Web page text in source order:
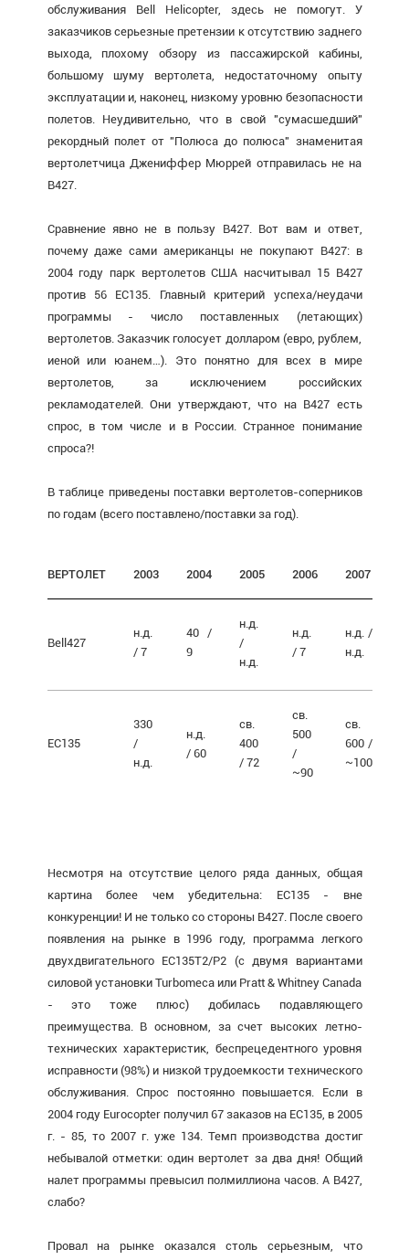
обслуживания Bell Helicopter, здесь не помогут. У
заказчиков серьезные претензии к отсутствию заднего
выхода, плохому обзору из пассажирской кабины,
большому шуму вертолета, недостаточному опыту
эксплуатации и, наконец, низкому уровню безопасности
полетов. Неудивительно, что в свой "сумасшедший"
рекордный полет от "Полюса до полюса" знаменитая
вертолетчица Джениффер Мюррей отправилась не на
В427.
Сравнение явно не в пользу В427. Вот вам и ответ,
почему даже сами американцы не покупают В427: в
2004 году парк вертолетов США насчитывал 15 В427
против 56 ЕС135. Главный критерий успеха/неудачи
программы - число поставленных (летающих)
вертолетов. Заказчик голосует долларом (евро, рублем,
иеной или юанем…). Это понятно для всех в мире
вертолетов, за исключением российских
рекламодателей. Они утверждают, что на В427 есть
спрос, в том числе и в России. Странное понимание
спроса?!
В таблице приведены поставки вертолетов-соперников
по годам (всего поставлено/поставки за год).
ВЕРТОЛЕТ 2003 2004 2005 2006 2007
Вell427
н.д.
/ 7
40 /
9
н.д.
/
н.д.
н.д.
/ 7
н.д. /
н.д.
ЕС135
330
/
н.д.
н.д.
/ 60
св.
400
/ 72
св.
500
/
~90
св.
600 /
~100
Несмотря на отсутствие целого ряда данных, общая
картина более чем убедительна: ЕС135 - вне
конкуренции! И не только со стороны В427. После своего
появления на рынке в 1996 году, программа легкого
двухдвигательного ЕС135Т2/Р2 (с двумя вариантами
силовой установки Turbomeca или Pratt & Whitney Canada
- это тоже плюс) добилась подавляющего
преимущества. В основном, за счет высоких летно-
технических характеристик, беспрецедентного уровня
исправности (98%) и низкой трудоемкости технического
обслуживания. Спрос постоянно повышается. Если в
2004 году Eurocopter получил 67 заказов на ЕС135, в 2005
г. - 85, то 2007 г. уже 134. Темп производства достиг
небывалой отметки: один вертолет за два дня! Общий
налет программы превысил полмиллиона часов. А В427,
слабо?
Провал на рынке оказался столь серьезным, что